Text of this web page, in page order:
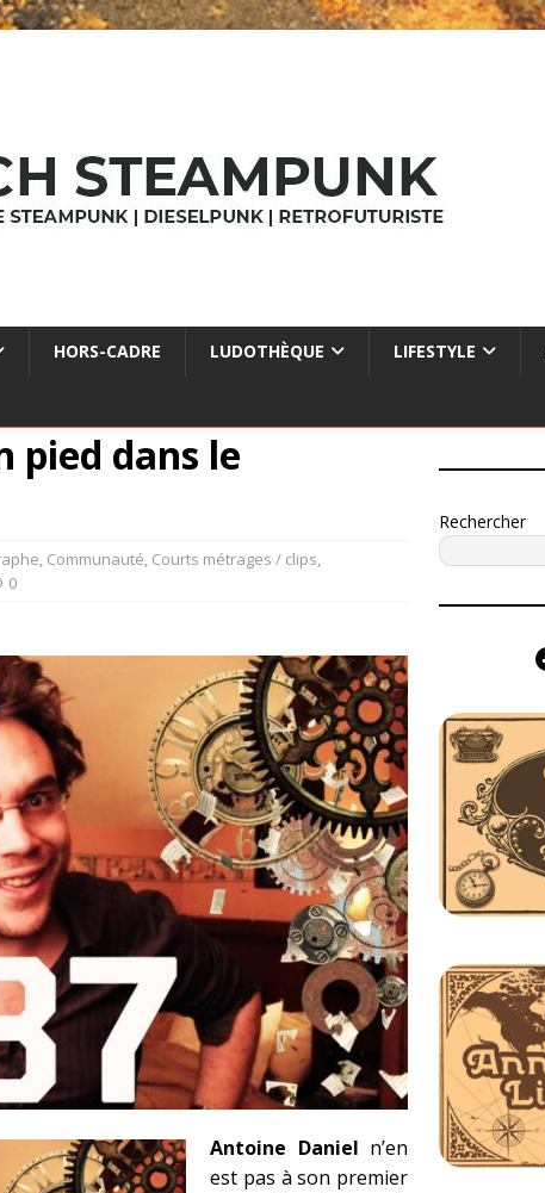
HORS-CADRE LUDOTHÈQUE LIFESTYLE
pied dans le
, Communauté, Courts métrages / clips,
0
Antoine Daniel n’en
est pas à son premier
Rechercher